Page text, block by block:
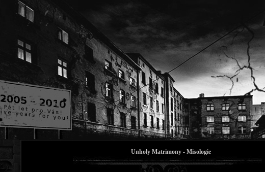
Unholy Matrimony - Misologie